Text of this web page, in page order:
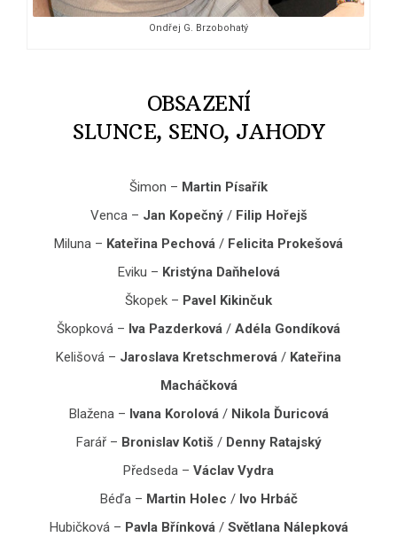
Ondřej G. Brzobohatý
OBSAZENÍ
SLUNCE, SENO, JAHODY
Šimon – Martin Písařík
Venca – Jan Kopečný/ Filip Hořejš
Miluna – Kateřina Pechová / Felicita Prokešová
Eviku – Kristýna Daňhelová
Škopek – Pavel Kikinčuk
Škopková – Iva Pazderková / Adéla Gondíková
Kelišová – Jaroslava Kretschmerová / Kateřina
Macháčková
Blažena – Ivana Korolová/ Nikola Ďuricová
Farář – Bronislav Kotiš / Denny Ratajský
Předseda – Václav Vydra
Béďa – Martin Holec / Ivo Hrbáč
Hubičková – Pavla Břínková/ Světlana Nálepková